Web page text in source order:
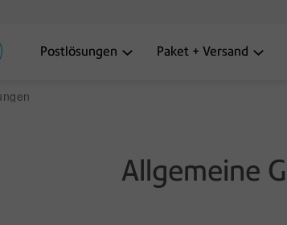
Postlösungen Paket + Versand
Allgemeine